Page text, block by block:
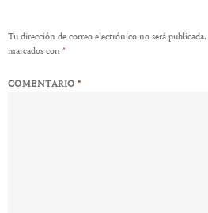
Tu dirección de correo electrónico no será publicada.
marcados con *
COMENTARIO*